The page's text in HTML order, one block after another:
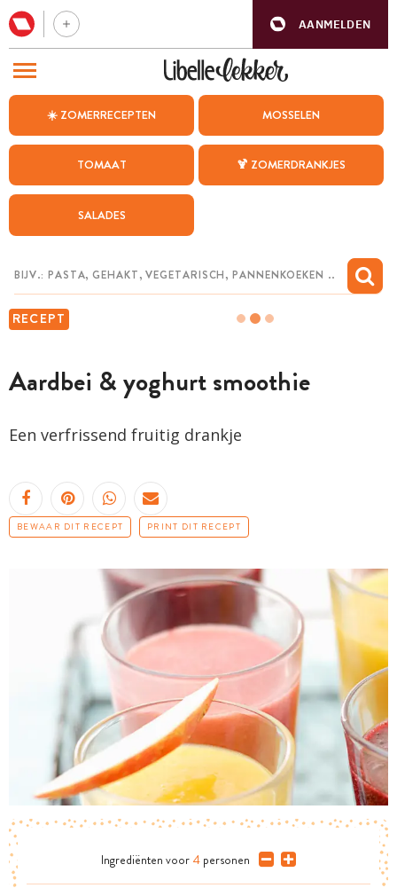
AANMELDEN
☀️ ZOMERRECEPTEN MOSSELEN
TOMAAT 🍹 ZOMERDRANKJES
SALADES
RECEPT
Aardbei & yoghurt smoothie
Een verfrissend fruitig drankje
BEWAAR DIT RECEPT PRINT DIT RECEPT
Ingrediënten voor 4 personen
BEZOEK ONZE ANDERE WEBSITES
WEEKMENU
CHAT MET MAIA
MIJN BEWAARDE RECEPTEN